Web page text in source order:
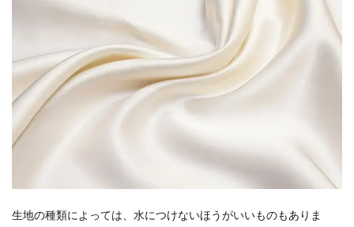
生地の種類によっては、水につけないほうがいいものもありま